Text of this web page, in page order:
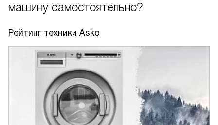
машину самостоятельно?
Рейтинг техники Asko